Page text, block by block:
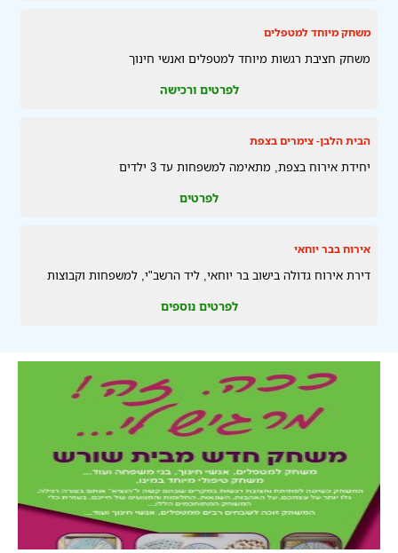
משחק מיוחד למטפלים
משחק חציבת רגשות מיוחד למטפלים ואנשי חינוך
לפרטים ורכישה
הבית הלבן- צימרים בצפת
יחידת אירוח בצפת, מתאימה למשפחות עד 3 ילדים
לפרטים
אירוח בבר יוחאי
דירת אירוח גדולה בישוב בר יוחאי, ליד הרשב"י, למשפחות וקבוצות
לפרטים נוספים